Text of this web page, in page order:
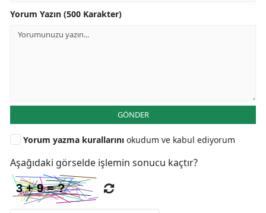
Yorum Yazın (500 Karakter)
GÖNDER
Yorum yazma kurallarını okudum ve kabul ediyorum
Aşağıdaki görselde işlemin sonucu kaçtır?